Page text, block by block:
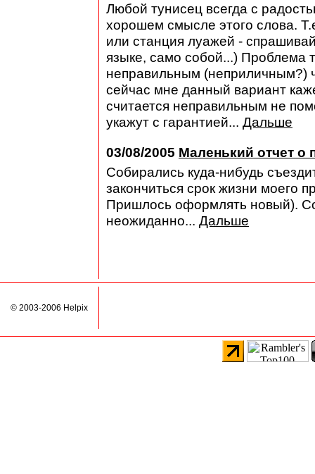
Любой тунисец всегда с
хорошем смысле этого слова.
или станция луажей -
языке, само собой...) Проблема
неправильным (неприличным?)
сейчас мне данный вариант
считается неправильным не
укажут с гарантией... Дальше
03/08/2005 Маленький отчет о
Собирались куда-нибудь
закончиться срок жизни моего
Пришлось оформлять новый).
неожиданно... Дальше
© 2003-2006 Helpix